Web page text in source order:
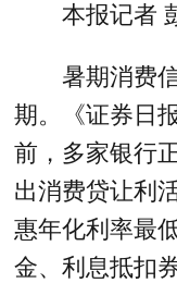
本报记者
暑期消费信
期。《证券日
前，多家银行
出消费贷让利
惠年化利率最
金、利息抵扣